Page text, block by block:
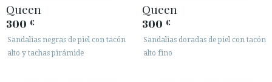
Queen
300 €
Sandalias negras de piel con tacón
alto y tachas pirámide
Queen
300 €
Sandalias doradas de piel con tacón
alto fino